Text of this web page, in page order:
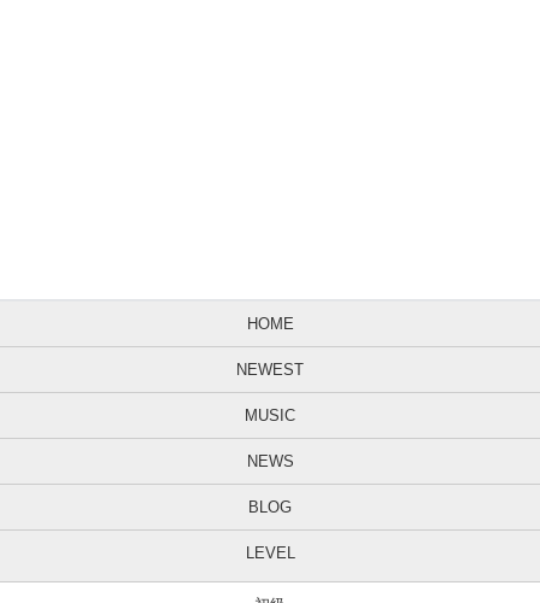
HOME
NEWEST
MUSIC
NEWS
BLOG
LEVEL